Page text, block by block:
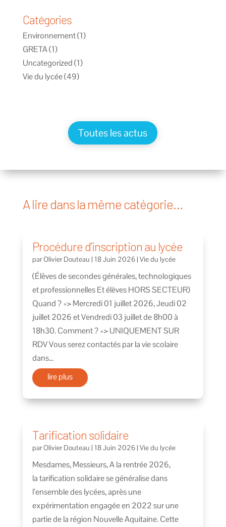
Catégories
Environnement(1)
GRETA(1)
Uncategorized(1)
Vie du lycée(49)
Toutes les actus
A lire dans la même catégorie…
Procédure d’inscription au lycée
parOlivier Douteau | 18 Juin 2026| Vie du lycée
(Élèves de secondes générales, technologiques
et professionnelles Et élèves HORS SECTEUR)
Quand ? => Mercredi 01 juillet 2026, Jeudi 02
juillet 2026 et Vendredi 03 juillet de 8h00 à
18h30. Comment ? => UNIQUEMENT SUR
RDV Vous serez contactés par la vie scolaire
dans...
lire plus
Tarification solidaire
parOlivier Douteau | 18 Juin 2026| Vie du lycée
Mesdames, Messieurs, A la rentrée 2026,
la tarification solidaire se généralise dans
l’ensemble des lycées, après une
expérimentation engagée en 2022 sur une
partie de la région Nouvelle Aquitaine. Cette